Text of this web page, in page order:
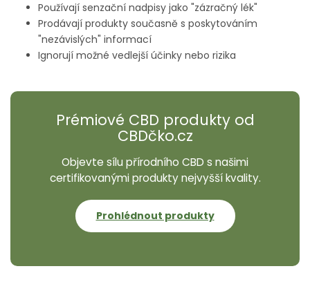
Používají senzační nadpisy jako "zázračný lék"
Prodávají produkty současně s poskytováním
"nezávislých" informací
Ignorují možné vedlejší účinky nebo rizika
Prémiové CBD produkty od
CBDčko.cz
Objevte sílu přírodního CBD s našimi
certifikovanými produkty nejvyšší kvality.
Prohlédnout produkty